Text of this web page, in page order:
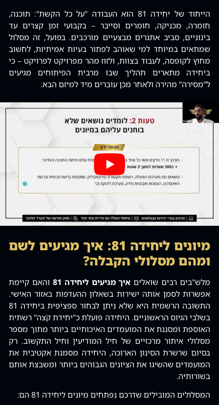
הייחוד של יחידה 81 הוא העבודה "על כל הקשת": תוכנה,
חומרה, מכניקה, חומרים וסייבר – בקבועי זמן קצרים עד
בינוניים, סביב אתגרים מבצעיים מורכבים. בפועל, זה מסלול
שמתאים במיוחד למי שאוהב לפתור בעיות אמיתיות, לחשוב
מחוץ לקופסה, לעבוד בצוות, ולזוז מהר מפרויקט לפרויקט – כי
ביחידה מתארים תהליך שבו מרבית הפיתוחים מגיעים
ל"מסירה" מהירה ולאחר מכן עוברים מיד למיזם הבא.
מיונים ליחידה 81: איך מגיעים לשם
ומהם מסלולי הקבלה?
מלש"בים רבים שואלים איך מגיעים ליחידה 81
והאם קיימת
אפשרות לסמן אותה ישירות בשאלון ההעדפות באזור האישי.
התשובה הרשמית היא שלא ניתן לבחור ספציפית ביחידה 81
בשלבי הגיוס הראשוניים. היחידה פועלת כ"יחידת קצה" רשתית
האוספת ומסננת את המועמדים האיכותיים ביותר מתוך מספר
מסלולי איתור מרכזיים של חיל המודיעין וחיל התקשוב. רק
בסיום שרשרת הסינון הארוכה, היחידה מסמנת אקטיבית את
המועמדים שהשיגו את הציונים הגבוהים ביותר ומשבצת אותם
בשורותיה.
המסלולים המובילים שדרכם נפתחים מיונים ליחידה 81 הם: